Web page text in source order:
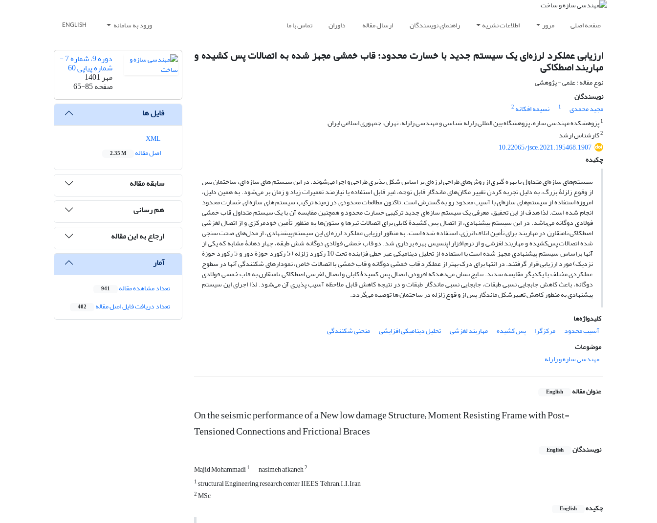
صفحه اصلی مرور اطلاعات نشریه راهنمای نویسندگان ارسال مقاله داوران تماس با ما ورود به سامانه ENGLISH
ارزیابی عملکرد لرزه‌ای یک سیستم جدید با خسارت محدود؛ قاب خمشی مجهز شده به اتصالات پس کشیده و
مهاربند اصطکاکی
نوع مقاله : علمی - پژوهشی
نویسندگان
مجید محمدی
1 نسیمه افکانه 2
1پژوهشکده مهندسی سازه، پژوهشگاه بین المللی زلزله شناسی و مهندسی زلزله، تهران، جمهوری اسلامی ایران
2کارشناس ارشد
10.22065/jsce.2021.195468.1907
چکیده
سیستم‌های سازه‌ای متداول با بهره گیری از روش‌های طراحی لرزه‌ای بر اساس شکل پذیری طراحی و اجرا می‌شوند. در این سیستم های سازه ای، ساختمان پس
از وقوع زلزلۀ بزرگ، به دلیل تجربه کردن تغییر مکان‌های ماندگار قابل توجه، غیر قابل استفاده یا نیازمند تعمیرات زیاد و زمان بر می‌شود. به همین دلیل،
امروزه استفاده از سیستم‌های سازه‌ای با آسیب محدود رو به گسترش است. تاکنون مطالعات محدودی در زمینه ترکیب سیستم های سازه ای خسارت محدود
انجام شده است. لذا هدف از این تحقیق، معرفی یک سیستم سازه‌ای جدید ترکیبی خسارت محدود و همچنین مقایسه آن با یک سیستم متداول قاب خمشی
فولادی دوگانه می‌باشد. در این سیستم پیشنهادی، از اتصال پس کشیدۀ کابلی برای اتصالات تیرها و ستون‌ها به منظور تأمین خودمرکزی و از اتصال لغزشی
اصطکاکی نامتقارن در مهاربند برای تأمین اتلاف انرژی، استفاده شده است. به منظور ارزیابی عملکرد لرزه ای این سیستم پیشنهادی، از مدل‌های صحت سنجی
شده اتصالات پس‌کشیده و مهاربند لغزشی و از نرم افزار اپنسیس بهره برداری شد. دو قاب خمشی فولادی دوگانه شش طبقه، چهار دهانۀ مشابه که یکی از
آنها براساس سیستم پیشنهادی مجهز شده است با استفاده از تحلیل دینامیکی غیر خطی فزاینده تحت 10 رکورد زلزله ( 5 رکورد حوزۀ دور و 5 رکورد حوزۀ
نزدیک) مورد ارزیابی قرار گرفتند. در انتها برای درک بهتر از عملکرد قاب خمشی دوگانه و قاب خمشی با اتصالات خاص، نمودارهای شکنندگی آنها در سطوح
عملکردی مختلف با یکدیگر مقایسه شدند. نتایج نشان می‌دهدکه افزودن اتصال پس کشیدۀ کابلی و اتصال لغزشی اصطکاکی نامتقارن به قاب خمشی فولادی
دوگانه، باعث کاهش جابجایی نسبی طبقات، جابجایی نسبی ماندگار طبقات و در نتیجه کاهش قابل ملاحظه آسیب پذیری آن می‌شود. لذا اجرای این سیستم
پیشنهادی به منظور کاهش تغییرشکل ماندگار پس از و قوع زلزله در ساختمان ها توصیه می‌گردد.
کلیدواژه‌ها
آسیب محدود
مرکزگرا پس کشیده مهاربند لغزشی تحلیل دینامیکی افزایشی
منحنی شکنندگی
موضوعات
مهندسی سازه و زلزله
عنوان مقاله English
On the seismic performance of a New low damage Structure; Moment Resisting Frame with Post-
Tensioned Connections and Frictional Braces
نویسندگان English
Majid Mohammadi1 nasimeh afkaneh2
1structural Engineering research center, IIEES, Tehran, I.I.Iran
2MSc
چکیده
English
دوره 9، شماره 7 -
شماره پیاپی 60
مهر 1401
صفحه65-85
فایل ها
اصل مقاله
2.35 M
سابقه مقاله
هم رسانی
ارجاع به این مقاله
آمار
تعداد مشاهده مقاله 941
تعداد دریافت فایل اصل مقاله 402